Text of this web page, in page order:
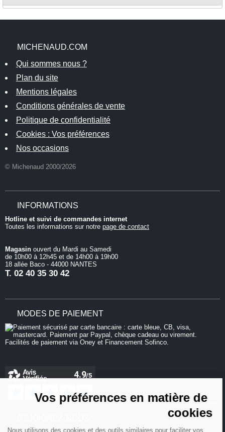
Vos préférences en matière de
cookies
Nous utilisons des cookies et des outils similaires pour faciliter vos
MICHENAUD.COM
Qui sommes nous ?
Plan du site
Mentions légales
Conditions générales de vente
Politique de confidentialité
Cookies : Vos préférences
Nos occasions
© Michenaud 2000/2026
INFORMATIONS
Hotline et suivi de commandes internet
Toutes les informations sur notre page de contact
Magasin ouvert du Mardi au Samedi
de 10h00 à 12h45 et de 14h00 à 19h00
18 allée Baco - 44000 NANTES
T. 02 40 35 30 42
MODES DE PAIEMENT